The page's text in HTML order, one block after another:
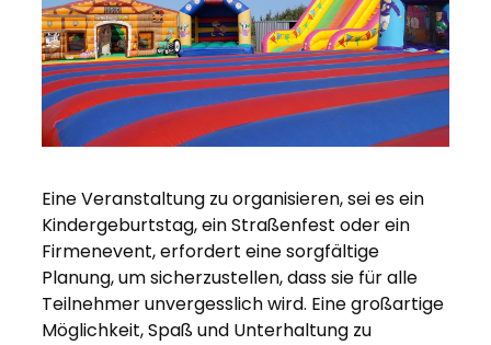
Eine Veranstaltung zu organisieren, sei es ein
Kindergeburtstag, ein Straßenfest oder ein
Firmenevent, erfordert eine sorgfältige
Planung, um sicherzustellen, dass sie für alle
Teilnehmer unvergesslich wird. Eine großartige
Möglichkeit, Spaß und Unterhaltung zu